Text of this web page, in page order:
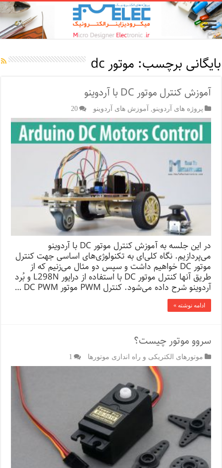
بایگانی برچسب: موتور dc
آموزش کنترل موتور DC با آردوینو
پروژه های آردوینو آموزش های آردوینو 20
در این جلسه به آموزش کنترل موتور DC با آردوینو
می‌پردازیم. نگاه کلی‌ای به تکنولوژی‌های اساسی جهت کنترل
موتور DC خواهیم داشت و سپس دو مثال می‌زنیم که از
طریق آنها کنترل موتور DC با استفاده از درایور L298N و بُرد
آردوینو شرح داده می‌­شود. کنترل PWM موتور DC PWM …
ادامه نوشته »
سروو موتور چیست؟
موتورهای الکتریکی و راه اندازی موتورها 1